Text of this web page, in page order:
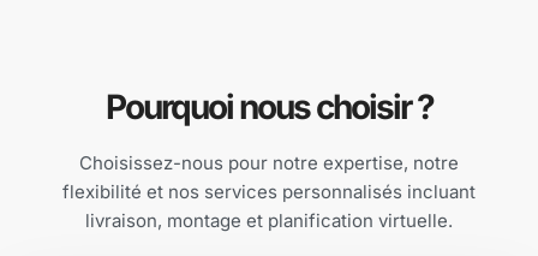
Pourquoi nous choisir ?
Choisissez-nous pour notre expertise, notre
flexibilité et nos services personnalisés incluant
livraison, montage et planification virtuelle.